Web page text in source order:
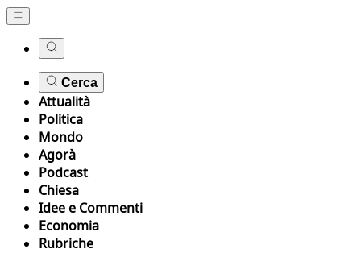
Cerca
Attualità
Politica
Mondo
Agorà
Podcast
Chiesa
Idee e Commenti
Economia
Rubriche